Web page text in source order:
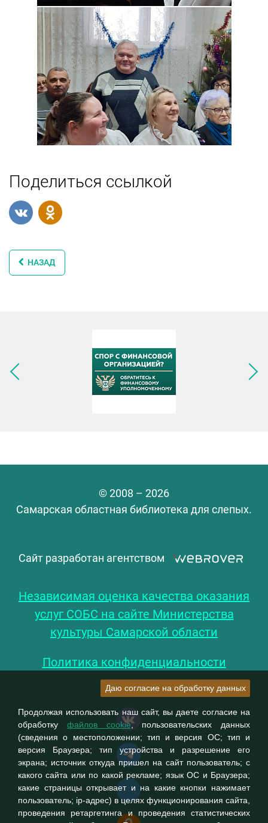
Поделиться ссылкой
НАЗАД
Следующее изображение
© 2008 – 2026
Самарская областная библиотека для слепых.
Сайт разработан агентством
Независимая оценка качества оказания
услуг СОБС на сайте Министерства
культуры Самарской области
Политика конфиденциальности
Даю согласие на обработку данных
Продолжая использовать наш сайт, вы даете согласие на
обработку файлов cookie, пользовательских данных
(сведения о местоположении; тип и версия ОС; тип и
версия Браузера; тип устройства и разрешение его
экрана; источник откуда пришел на сайт пользователь; с
какого сайта или по какой рекламе; язык ОС и Браузера;
какие страницы открывает и на какие кнопки нажимает
пользователь; ip-адрес) в целях функционирования сайта,
проведения ретаргетинга и проведения статистических